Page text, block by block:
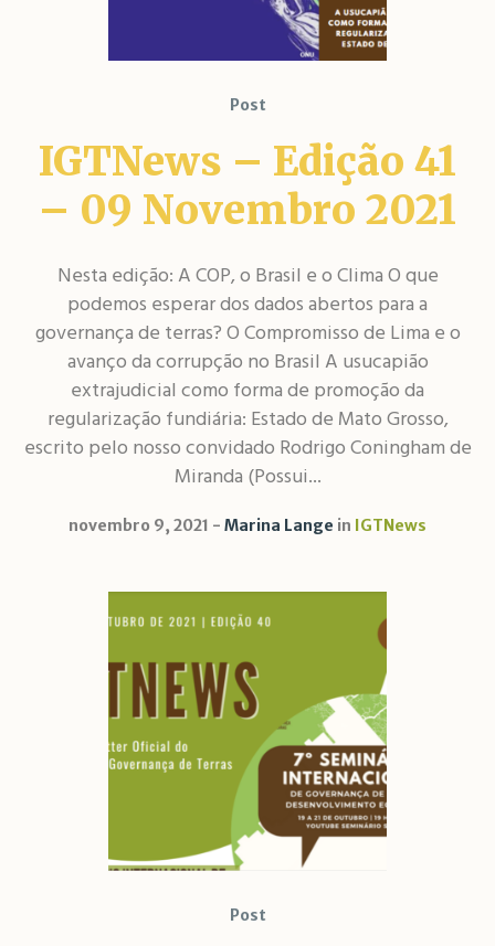
Post
IGTNews – Edição 41
– 09 Novembro 2021
Nesta edição: ​​A COP, o Brasil e o Clima O que
podemos esperar dos dados abertos para a
governança de terras? O Compromisso de Lima e o
avanço da corrupção no Brasil A usucapião
extrajudicial como forma de promoção da
regularização fundiária: Estado de Mato Grosso,
escrito pelo nosso convidado Rodrigo Coningham de
Miranda (Possui...
novembro 9, 2021 Marina Lange in IGTNews
Post